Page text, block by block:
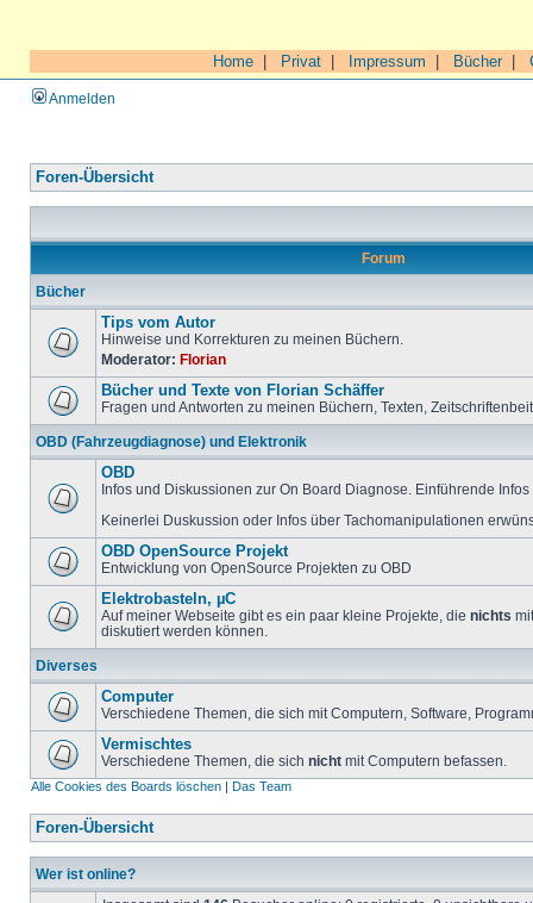
Home Privat Impressum Bücher|
Anmelden
Foren-Übersicht
Forum
Bücher
Tips vom Autor
Hinweise und Korrekturen zu meinen Büchern.
Moderator: Florian
Bücher und Texte von Florian Schäffer
Fragen und Antworten zu meinen Büchern, Texten,
OBD (Fahrzeugdiagnose) und Elektronik
OBD
Infos und Diskussionen zur On Board Diagnose. Einführende
Keinerlei Duskussion oder Infos über Tachomanipulationen
OBD OpenSource Projekt
Entwicklung von OpenSource Projekten zu OBD
Elektrobasteln, µC
Auf meiner Webseite gibt es ein paar kleine Projekte, die nichts
diskutiert werden können.
Diverses
Computer
Verschiedene Themen, die sich mit Computern, Software,
Vermischtes
Verschiedene Themen, die sich nicht mit Computern befassen.
Alle Cookies des Boards löschen | Das Team
Foren-Übersicht
Wer ist online?